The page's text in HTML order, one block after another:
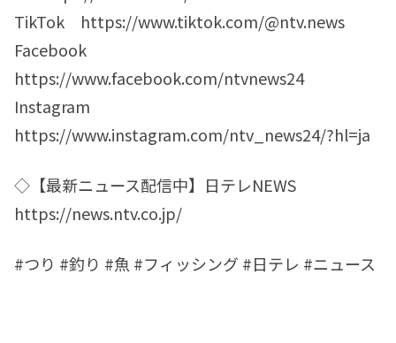
TikTok https://www.tiktok.com/@ntv.news
Facebook
https://www.facebook.com/ntvnews24
Instagram
https://www.instagram.com/ntv_news24/?hl=ja
◇【最新ニュース配信中】日テレNEWS
https://news.ntv.co.jp/
#つり #釣り #魚 #フィッシング #日テレ #ニュース